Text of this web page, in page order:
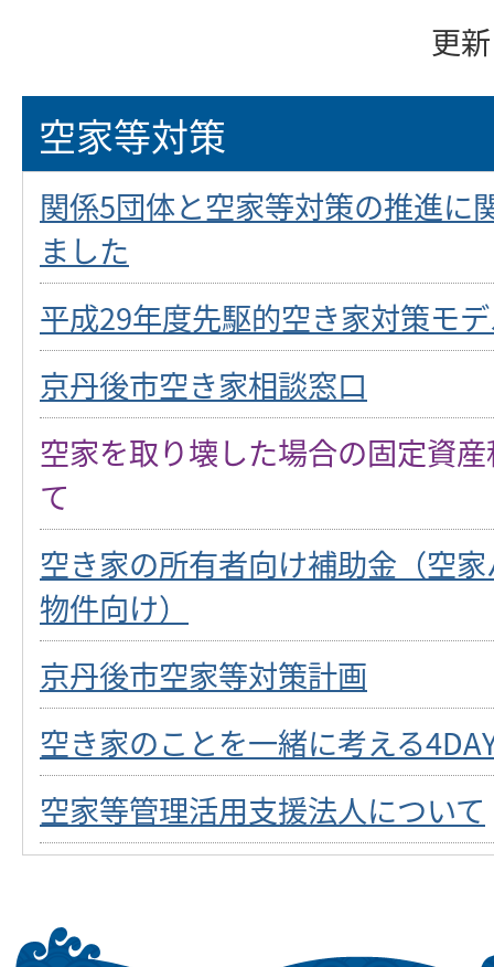
更
空家等対策
関係5団体と空家等対策の推進に
ました
平成29年度先駆的空き家対策モ
京丹後市空き家相談窓口
空家を取り壊した場合の固定資
て
空き家の所有者向け補助金（空
物件向け）
京丹後市空家等対策計画
空き家のことを一緒に考える
空家等管理活用支援法人について